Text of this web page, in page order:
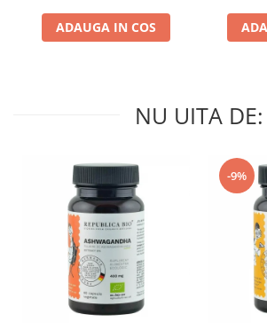
ADAUGA IN COS
NU UITA DE:
-9%